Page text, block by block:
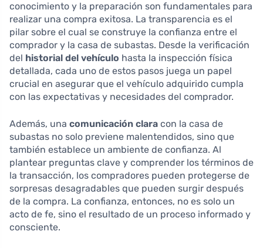
conocimiento y la preparación son fundamentales para
realizar una compra exitosa. La transparencia es el
pilar sobre el cual se construye la confianza entre el
comprador y la casa de subastas. Desde la verificación
del historial del vehículo hasta la inspección física
detallada, cada uno de estos pasos juega un papel
crucial en asegurar que el vehículo adquirido cumpla
con las expectativas y necesidades del comprador.
Además, una comunicación clara con la casa de
subastas no solo previene malentendidos, sino que
también establece un ambiente de confianza. Al
plantear preguntas clave y comprender los términos de
la transacción, los compradores pueden protegerse de
sorpresas desagradables que pueden surgir después
de la compra. La confianza, entonces, no es solo un
acto de fe, sino el resultado de un proceso informado y
consciente.